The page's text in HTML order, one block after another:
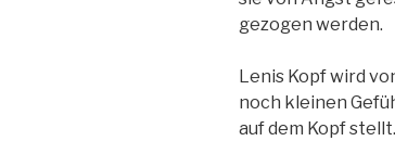
gezogen werden.
Lenis Kopf wird
noch kleinen
auf dem Kopf